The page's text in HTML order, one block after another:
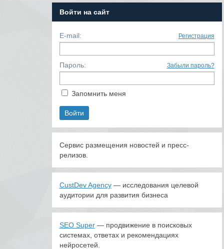
Войти на сайт
E-mail: Регистрация
Пароль: Забыли пароль?
Запомнить меня
Сервис размещения новостей и пресс-
релизов.
CustDev Agency— исследования целевой
аудитории для развития бизнеса
SEO Super— продвижение в поисковых
системах, ответах и рекомендациях
нейросетей.